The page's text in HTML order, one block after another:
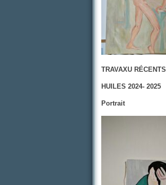
TRAVAXU RÉCENTS
HUILES 2024- 2025
Portrait